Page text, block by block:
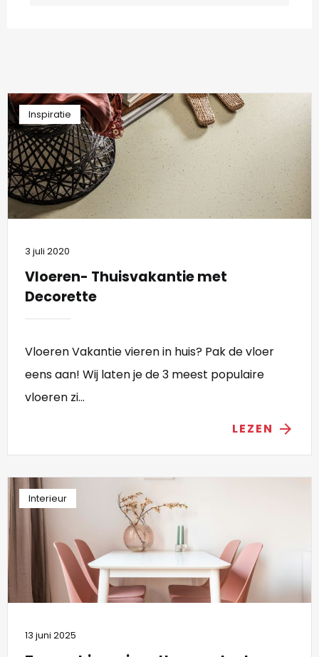
Inspiratie
3 juli 2020
Vloeren- Thuisvakantie met
Decorette
Vloeren Vakantie vieren in huis? Pak de vloer
eens aan! Wij laten je de 3 meest populaire
vloeren zi...
LEZEN arrow_forward
Interieur
13 juni 2025